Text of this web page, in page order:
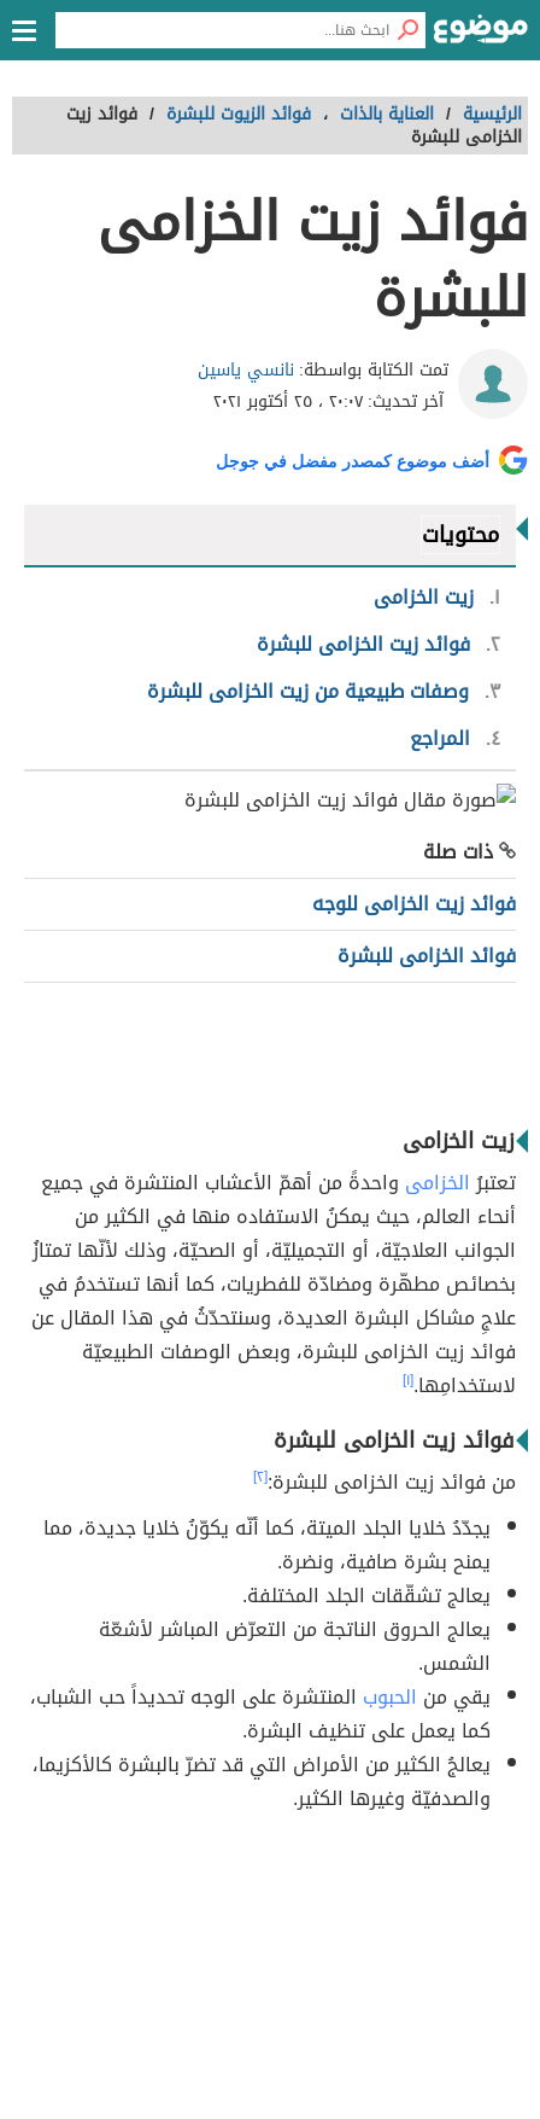
الرئيسية / العناية بالذات ، فوائد الزيوت للبشرة / فوائد زيت
الخزامى للبشرة
فوائد زيت الخزامى
للبشرة
تمت الكتابة بواسطة: نانسي ياسين
آخر تحديث:٢٠:٠٧ ، ٢٥ أكتوبر ٢٠٢١
أضف موضوع كمصدر مفضل في جوجل
محتويات
١ زيت الخزامى
٢ فوائد زيت الخزامى للبشرة
٣ وصفات طبيعية من زيت الخزامى للبشرة
٤
المراجع
ذات صلة
فوائد زيت الخزامى للوجه
فوائد الخزامى للبشرة
زيت الخزامى
تعتبرُالخزامى واحدةً من أهمّ الأعشاب المنتشرة في جميع
أنحاء العالم، حيث يمكنُ الاستفاده منها في الكثير من
الجوانب العلاجيّة، أو التجميليّة، أو الصحيّة، وذلك لأنّها تمتازُ
بخصائص مطهّرة ومضادّة للفطريات، كما أنها تستخدمُ في
علاجِ مشاكل البشرة العديدة، وسنتحدّثُ في هذا المقال عن
فوائد زيت الخزامى للبشرة، وبعض الوصفات الطبيعيّة
لاستخدامِها.[١]
فوائد زيت الخزامى للبشرة
من فوائد زيت الخزامى للبشرة:[٢]
يجدّدُ خلايا الجلد الميتة، كما أنّه يكوّنُ خلايا جديدة، مما
يمنح بشرة صافية، ونضرة.
يعالج تشقّقات الجلد المختلفة.
يعالج الحروق الناتجة من التعرّض المباشر لأشعّة
الشمس.
يقي من الحبوب المنتشرة على الوجه تحديداً حب الشباب،
كما يعمل على تنظيف البشرة.
يعالجُ الكثير من الأمراض التي قد تضرّ بالبشرة كالأكزيما،
والصدفيّة وغيرها الكثير.